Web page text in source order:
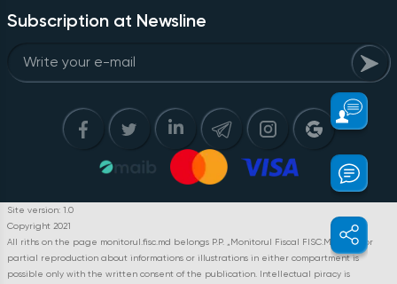
Subscription at Newsline
Site version: 1.0
Copyright 2021
All riths on the page monitorul.fisc.md belongs P.P. „Monitorul Fiscal FISC.MD”. Full or
partial reproduction about informations or illustrations in either compartment is
possible only with the written consent of the publication. Intellectual piracy is